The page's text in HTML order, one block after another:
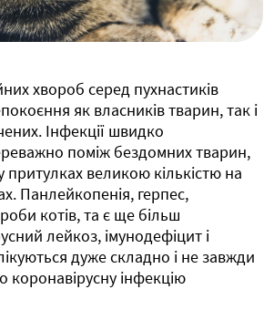
хвороб серед пухнастиків
як власників тварин, так і
Інфекції швидко
поміж бездомних тварин,
притулках великою кількістю на
Панлейкопенія, герпес,
котів, та є ще більш
лейкоз, імунодефіцит і
дуже складно і не завжди
коронавірусну інфекцію